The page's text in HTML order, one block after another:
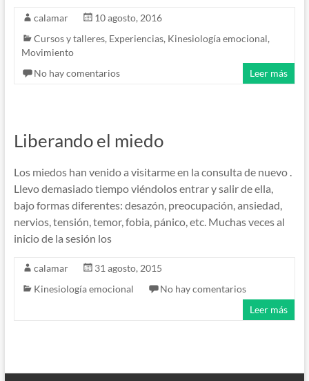
calamar
10 agosto, 2016
Cursos y talleres, Experiencias, Kinesiología emocional,
Movimiento
No hay comentarios
Leer más
Liberando el miedo
Los miedos han venido a visitarme en la consulta de nuevo .
Llevo demasiado tiempo viéndolos entrar y salir de ella,
bajo formas diferentes: desazón, preocupación, ansiedad,
nervios, tensión, temor, fobia, pánico, etc. Muchas veces al
inicio de la sesión los
calamar
31 agosto, 2015
Kinesiología emocional
No hay comentarios
Leer más